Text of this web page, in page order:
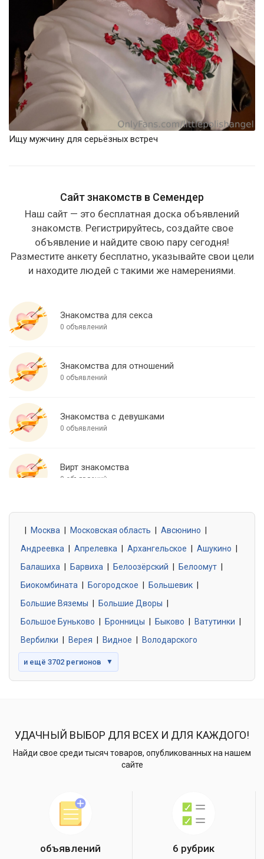
Ищу мужчину для серьёзных встреч
Сайт знакомств в Семендер
Наш сайт — это бесплатная доска объявлений
знакомств. Регистрируйтесь, создайте свое
объявление и найдите свою пару сегодня!
Разместите анкету бесплатно, указывайте свои цели
и находите людей с такими же намерениями.
Знакомства для секса
0 объявлений
Знакомства для отношений
0 объявлений
Знакомства с девушками
0 объявлений
Вирт знакомства
0 объявлений
0 объявлений
Знакомства без обязательств
0 объявлений
Москва Московская область Авсюнино
Андреевка
Апрелевка Архангельское Ашукино
Балашиха
Барвиха Белоозёрский Белоомут
Биокомбината
Богородское Большевик
Большие Вяземы
Большие Дворы
Большое Буньково
Бронницы Быково Ватутинки
Вербилки
Верея Видное Володарского
и ещё 3702 регионов ▼
УДАЧНЫЙ ВЫБОР ДЛЯ ВСЕХ И ДЛЯ КАЖДОГО!
Найди свое среди тысяч товаров, опубликованных на нашем
сайте
объявлений 6 рубрик